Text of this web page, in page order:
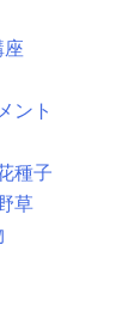
ント
種子
草